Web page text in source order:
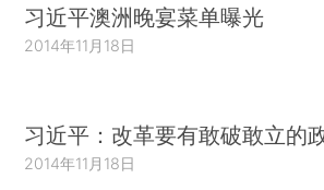
习近平澳洲晚宴菜单曝光
2014年11月18日
习近平：改革要有敢破敢立的
2014年11月18日